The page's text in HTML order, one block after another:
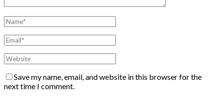
Save my name, email, and website in this browser for the
next time I comment.